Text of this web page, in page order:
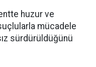
huzur ve
mücadele
sürdürüldüğünü